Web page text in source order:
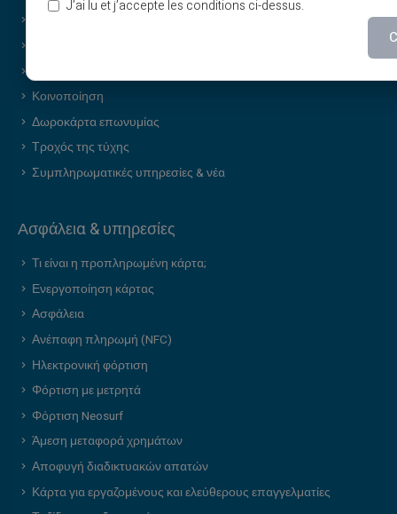
Κοινοποίηση
Δωροκάρτα επωνυμίας
Τροχός της τύχης
Συμπληρωματικές υπηρεσίες & νέα
Ασφάλεια & υπηρεσίες
Τι είναι η προπληρωμένη κάρτα;
Ενεργοποίηση κάρτας
Ασφάλεια
Ανέπαφη πληρωμή (NFC)
Ηλεκτρονική φόρτιση
Φόρτιση με μετρητά
Φόρτιση Neosurf
Άμεση μεταφορά χρημάτων
Αποφυγή διαδικτυακών απατών
Κάρτα για εργαζομένους και ελεύθερους επαγγελματίες
J’ai lu et j’accepte les conditions ci-dessus.